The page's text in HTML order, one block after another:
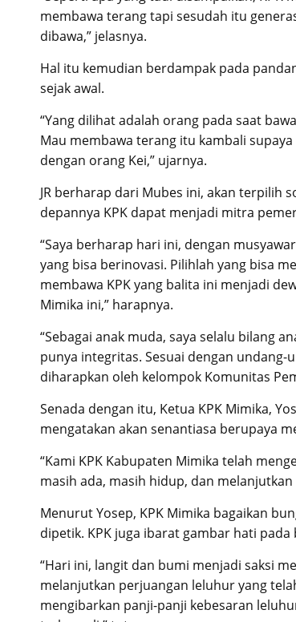
membawa terang tapi sesudah itu
dibawa,” jelasnya.
Hal itu kemudian berdampak pada
sejak awal.
“Yang dilihat adalah orang pada saat
Mau membawa terang itu kambali
dengan orang Kei,” ujarnya.
JR berharap dari Mubes ini, akan terpilih
depannya KPK dapat menjadi mitra
“Saya berharap hari ini, dengan
yang bisa berinovasi. Pilihlah yang bisa
membawa KPK yang balita ini menjadi
Mimika ini,” harapnya.
“Sebagai anak muda, saya selalu bilang
punya integritas. Sesuai dengan undang-
diharapkan oleh kelompok Komunitas
Senada dengan itu, Ketua KPK Mimika,
mengatakan akan senantiasa berupaya
“Kami KPK Kabupaten Mimika telah
masih ada, masih hidup, dan
Menurut Yosep, KPK Mimika bagaikan
dipetik. KPK juga ibarat gambar hati
“Hari ini, langit dan bumi menjadi saksi
melanjutkan perjuangan leluhur yang
mengibarkan panji-panji kebesaran